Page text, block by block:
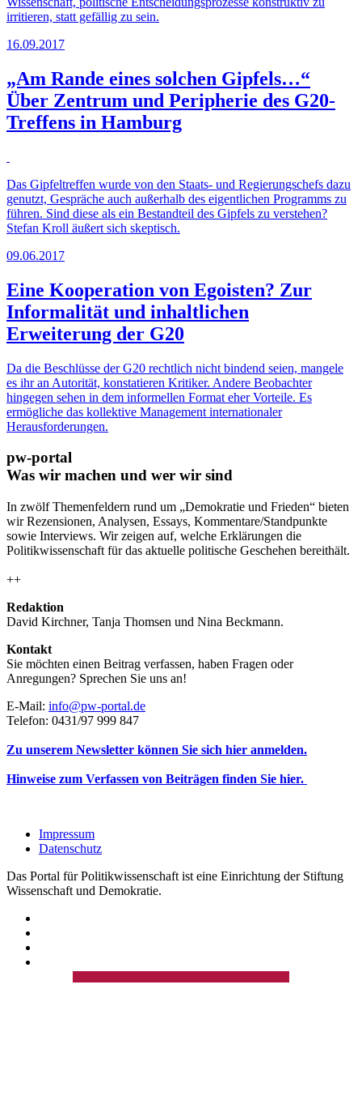
irritieren, statt gefällig zu sein.
16.09.2017
„Am Rande eines solchen Gipfels…“
Über Zentrum und Peripherie des G20-
Treffens in Hamburg
Das Gipfeltreffen wurde von den Staats- und Regierungschefs dazu
genutzt, Gespräche auch außerhalb des eigentlichen Programms zu
führen. Sind diese als ein Bestandteil des Gipfels zu verstehen?
Stefan Kroll äußert sich skeptisch.
09.06.2017
Eine Kooperation von Egoisten? Zur
Informalität und inhaltlichen
Erweiterung der G20
Da die Beschlüsse der G20 rechtlich nicht bindend seien, mangele
es ihr an Autorität, konstatieren Kritiker. Andere Beobachter
hingegen sehen in dem informellen Format eher Vorteile. Es
ermögliche das kollektive Management internationaler
Herausforderungen.
pw-portal
Was wir machen und wer wir sind
In zwölf Themenfeldern rund um „Demokratie und Frieden“ bieten
wir Rezensionen, Analysen, Essays, Kommentare/Standpunkte
sowie Interviews. Wir zeigen auf, welche Erklärungen die
Politikwissenschaft für das aktuelle politische Geschehen bereithält.
++
Redaktion
David Kirchner, Tanja Thomsen und Nina Beckmann.
Kontakt
Sie möchten einen Beitrag verfassen, haben Fragen oder
Anregungen? Sprechen Sie uns an!
E-Mail: info@pw-portal.de
Telefon: 0431/97 999 847
Zu unserem Newsletter können Sie sich hier anmelden.
Hinweise zum Verfassen von Beiträgen finden Sie hier.
Impressum
Datenschutz
Das Portal für Politikwissenschaft ist eine Einrichtung der Stiftung
Wissenschaft und Demokratie.